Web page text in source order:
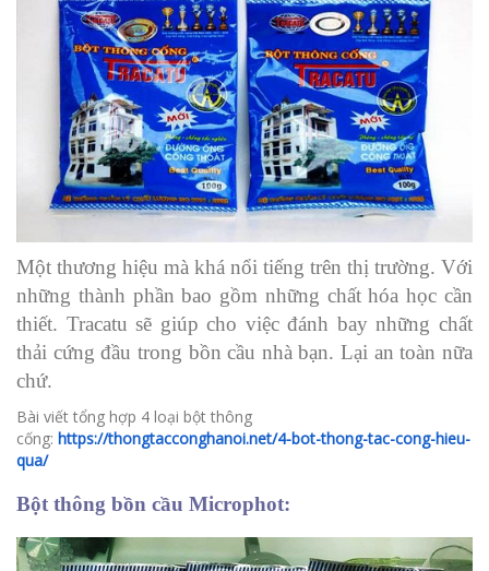
Một thương hiệu mà khá nổi tiếng trên thị trường. Với
những thành phần bao gồm những chất hóa học cần
thiết. Tracatu sẽ giúp cho việc đánh bay những chất
thải cứng đầu trong bồn cầu nhà bạn. Lại an toàn nữa
chứ.
Bài viết tổng hợp 4 loại bột thông
cống: https://thongtacconghanoi.net/4-bot-thong-tac-cong-hieu-
qua/
Bột thông bồn cầu Microphot: